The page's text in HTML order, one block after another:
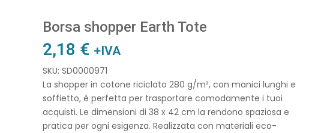
Borsa shopper Earth Tote
2,18 € +IVA
SKU: SD0000971
La shopper in cotone riciclato 280 g/m², con manici lunghi e
soffietto, è perfetta per trasportare comodamente i tuoi
acquisti. Le dimensioni di 38 x 42 cm la rendono spaziosa e
pratica per ogni esigenza. Realizzata con materiali eco-